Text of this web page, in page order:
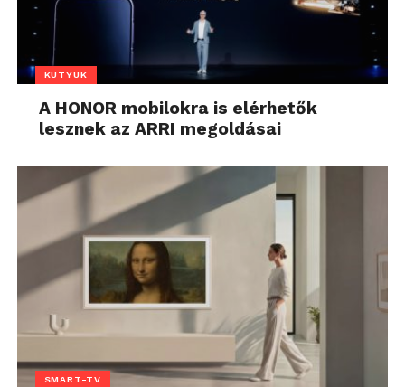
KÜTYÜK
A HONOR mobilokra is elérhetők
lesznek az ARRI megoldásai
SMART-TV